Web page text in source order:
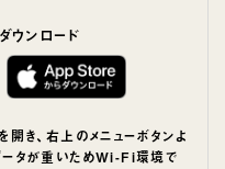
ウンロード
開き、右上のメニューボタンよ
ータが重いためWi-Fi環境で